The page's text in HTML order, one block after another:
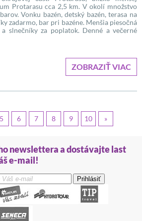
Protarasu cca 2,5 km. V okolí množstvo
Vonku bazén, detský bazén, terasa na
zadarmo, bar pri bazéne. Menšia piesočná
slnečníky za poplatok. Denné a večerné
ZOBRAZIŤ VIAC
5 6 7 8 9 10 »
newslettera a dostávajte last
e-mail!
Prihlásiť